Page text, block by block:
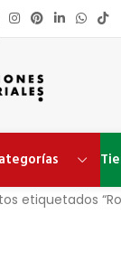
etiquetados